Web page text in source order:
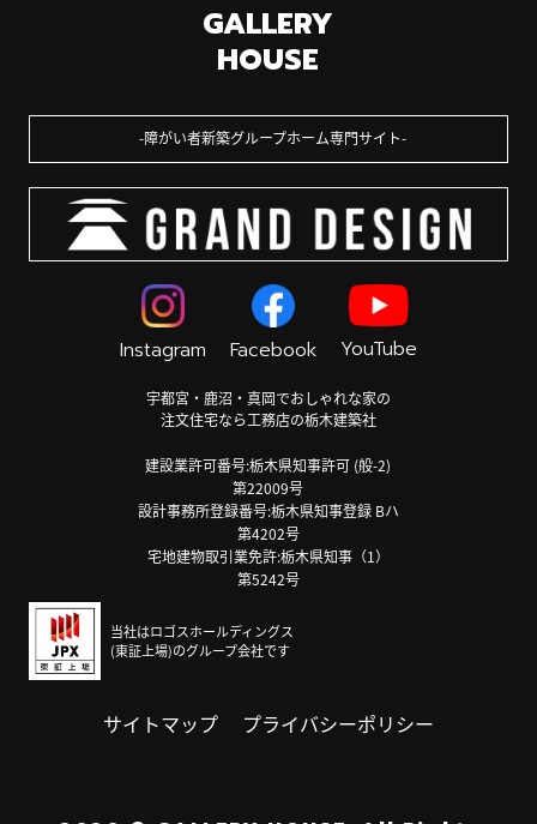
GALLERY
HOUSE
障がい者新築グループホーム専門サイト
Instagram Facebook YouTube
宇都宮・鹿沼・真岡でおしゃれな家の
注文住宅なら工務店の栃木建築社
建設業許可番号:栃木県知事許可 (般-2)
第22009号
設計事務所登録番号:栃木県知事登録 Bハ
第4202号
宅地建物取引業免許:栃木県知事（1）
第5242号
当社はロゴスホールディングス
(東証上場)のグループ会社です
サイトマップ プライバシーポリシー